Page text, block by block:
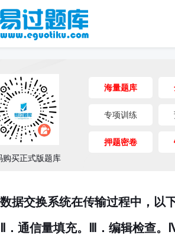
购买正式版题库
海量题库
专项训练
押题密卷
据交换系统在传输过程中，以
．通信量填充。Ⅲ．编辑检查。